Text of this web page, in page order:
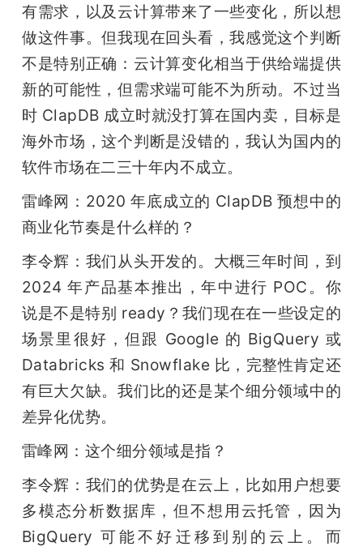
有需求，以及云计算带来了一些变化，所以想
做这件事。但我现在回头看，我感觉这个判断
不是特别正确：云计算变化相当于供给端提供
新的可能性，但需求端可能不为所动。不过当
时 ClapDB 成立时就没打算在国内卖，目标是
海外市场，这个判断是没错的，我认为国内的
软件市场在二三十年内不成立。
雷峰网：2020 年底成立的 ClapDB 预想中的
商业化节奏是什么样的？
李令辉：我们从头开发的。大概三年时间，到
2024 年产品基本推出，年中进行 POC。你
说是不是特别 ready？我们现在在一些设定的
场景里很好，但跟 Google 的 BigQuery 或
Databricks 和 Snowflake 比，完整性肯定还
有巨大欠缺。我们比的还是某个细分领域中的
差异化优势。
雷峰网：这个细分领域是指？
李令辉：我们的优势是在云上，比如用户想要
多模态分析数据库，但不想用云托管，因为
BigQuery 可能不好迁移到别的云上。而